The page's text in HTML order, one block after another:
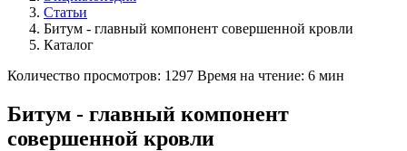
Статьи
Битум - главный компонент совершенной кровли
Каталог
Количество просмотров: 1297 Время на чтение: 6 мин
Битум - главный компонент
совершенной кровли